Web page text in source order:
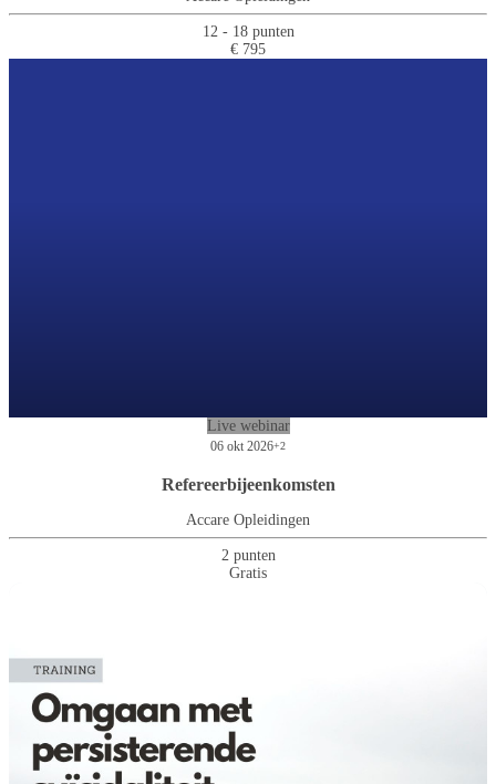
12 - 18 punten
€ 795
Live webinar
06 okt 2026+2
Refereerbijeenkomsten
Accare Opleidingen
2 punten
Gratis